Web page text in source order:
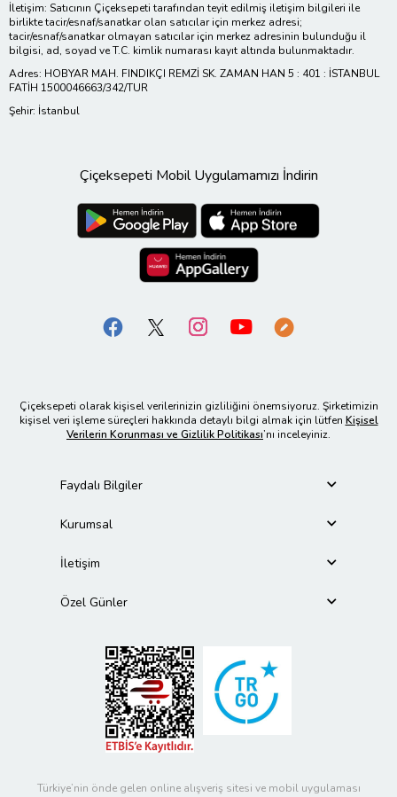
İletişim: Satıcının Çiçeksepeti tarafından teyit edilmiş iletişim bilgileri ile
birlikte tacir/esnaf/sanatkar olan satıcılar için merkez adresi;
tacir/esnaf/sanatkar olmayan satıcılar için merkez adresinin bulunduğu il
bilgisi, ad, soyad ve T.C. kimlik numarası kayıt altında bulunmaktadır.
Adres: HOBYAR MAH. FINDIKÇI REMZİ SK. ZAMAN HAN 5 : 401 : İSTANBUL
FATİH 1500046663/342/TUR
Şehir: İstanbul
Çiçeksepeti Mobil Uygulamamızı İndirin
Çiçeksepeti olarak kişisel verilerinizin gizliliğini önemsiyoruz. Şirketimizin
kişisel veri işleme süreçleri hakkında detaylı bilgi almak için lütfen Kişisel
Verilerin Korunması ve Gizlilik Politikası’nı inceleyiniz.
Faydalı Bilgiler
Kurumsal
İletişim
Özel Günler
Türkiye’nin önde gelen online alışveriş sitesi ve mobil uygulaması